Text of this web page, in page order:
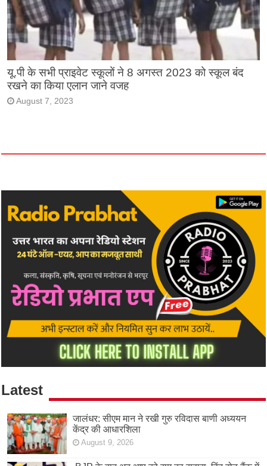
यू.पी के सभी प्राइवेट स्कूलों ने 8 अगस्त 2023 को स्कूल बंद
रखने का किया एलान जाने वजह
August 7, 2023
Latest
जालंधर: सीएम मान ने रखी गुरु रविदास बाणी अध्ययन
केंद्र की आधारशिला
August 9, 2026